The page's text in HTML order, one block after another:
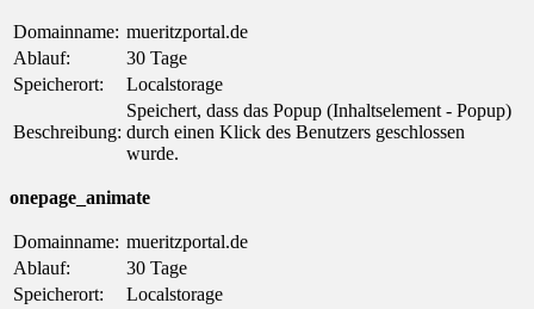
Domainname: mueritzportal.de
Ablauf:
30 Tage
Speicherort:
Localstorage
Beschreibung:
Speichert, dass das Popup (Inhaltselement - Popup)
durch einen Klick des Benutzers geschlossen
wurde.
onepage_animate
Domainname: mueritzportal.de
Ablauf:
30 Tage
Speicherort:
Localstorage